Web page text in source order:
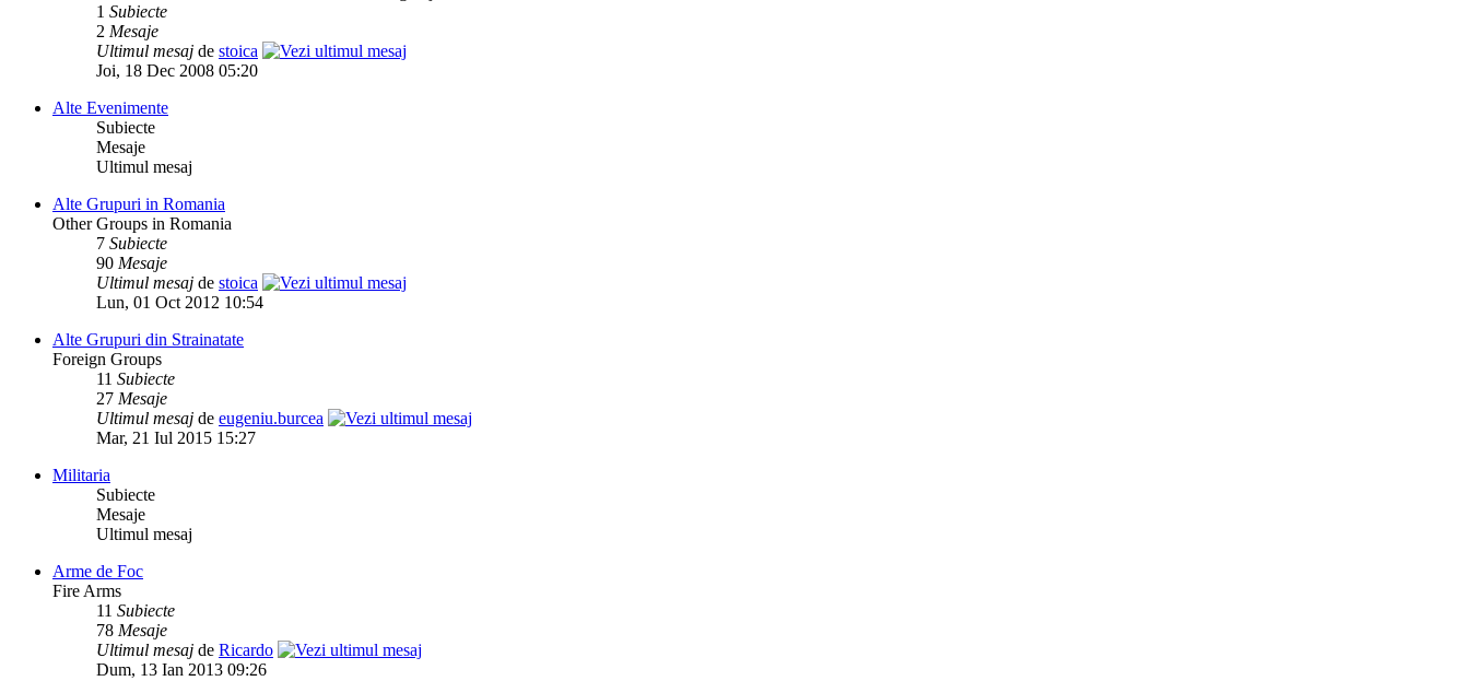
1 Subiecte
2 Mesaje
Ultimul mesaj de stoica
Joi, 18 Dec 2008 05:20
Alte Evenimente
Subiecte
Mesaje
Ultimul mesaj
Alte Grupuri in Romania
Other Groups in Romania
7 Subiecte
90 Mesaje
Ultimul mesaj de stoica
Lun, 01 Oct 2012 10:54
Alte Grupuri din Strainatate
Foreign Groups
11 Subiecte
27 Mesaje
Ultimul mesaj de eugeniu.burcea
Mar, 21 Iul 2015 15:27
Militaria
Subiecte
Mesaje
Ultimul mesaj
Arme de Foc
Fire Arms
11 Subiecte
78 Mesaje
Ultimul mesaj de Ricardo
Dum, 13 Ian 2013 09:26